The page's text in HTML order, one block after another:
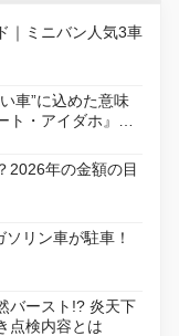
｜ミニバン人気3車
車”に込めた意味
・アイダホ』が
2026年の金額の目
リン車が駐車！
バースト!? 炎天下
点検内容とは